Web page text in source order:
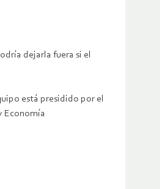
dejarla fuera si el
está presidido por el
Economía